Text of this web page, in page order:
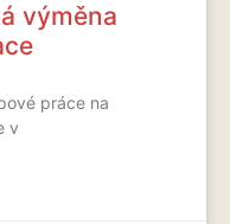
výměna
práce na
v